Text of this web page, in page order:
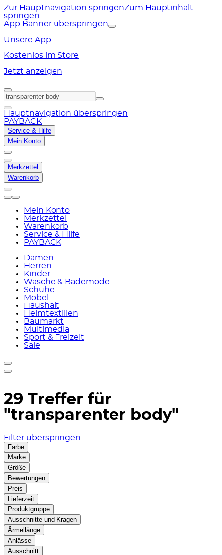
Zur Hauptnavigation springenZum Hauptinhalt
springen
App Banner überspringen
Unsere App
Kostenlos im Store
Jetzt anzeigen
Hauptnavigation überspringen
PAYBACK
Service & Hilfe
Mein Konto
Merkzettel
Warenkorb
Mein Konto
Merkzettel
Warenkorb
Service & Hilfe
PAYBACK
Damen
Herren
Kinder
Wäsche & Bademode
Schuhe
Möbel
Haushalt
Heimtextilien
Baumarkt
Multimedia
Sport & Freizeit
Sale
29 Treffer für
"transparenter body"
Filter überspringen
Farbe
Marke
Größe
Bewertungen
Preis
Lieferzeit
Produktgruppe
Ausschnitte und Kragen
Ärmellänge
Anlässe
Ausschnitt